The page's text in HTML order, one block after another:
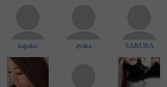
kapako ayaka SAKURA